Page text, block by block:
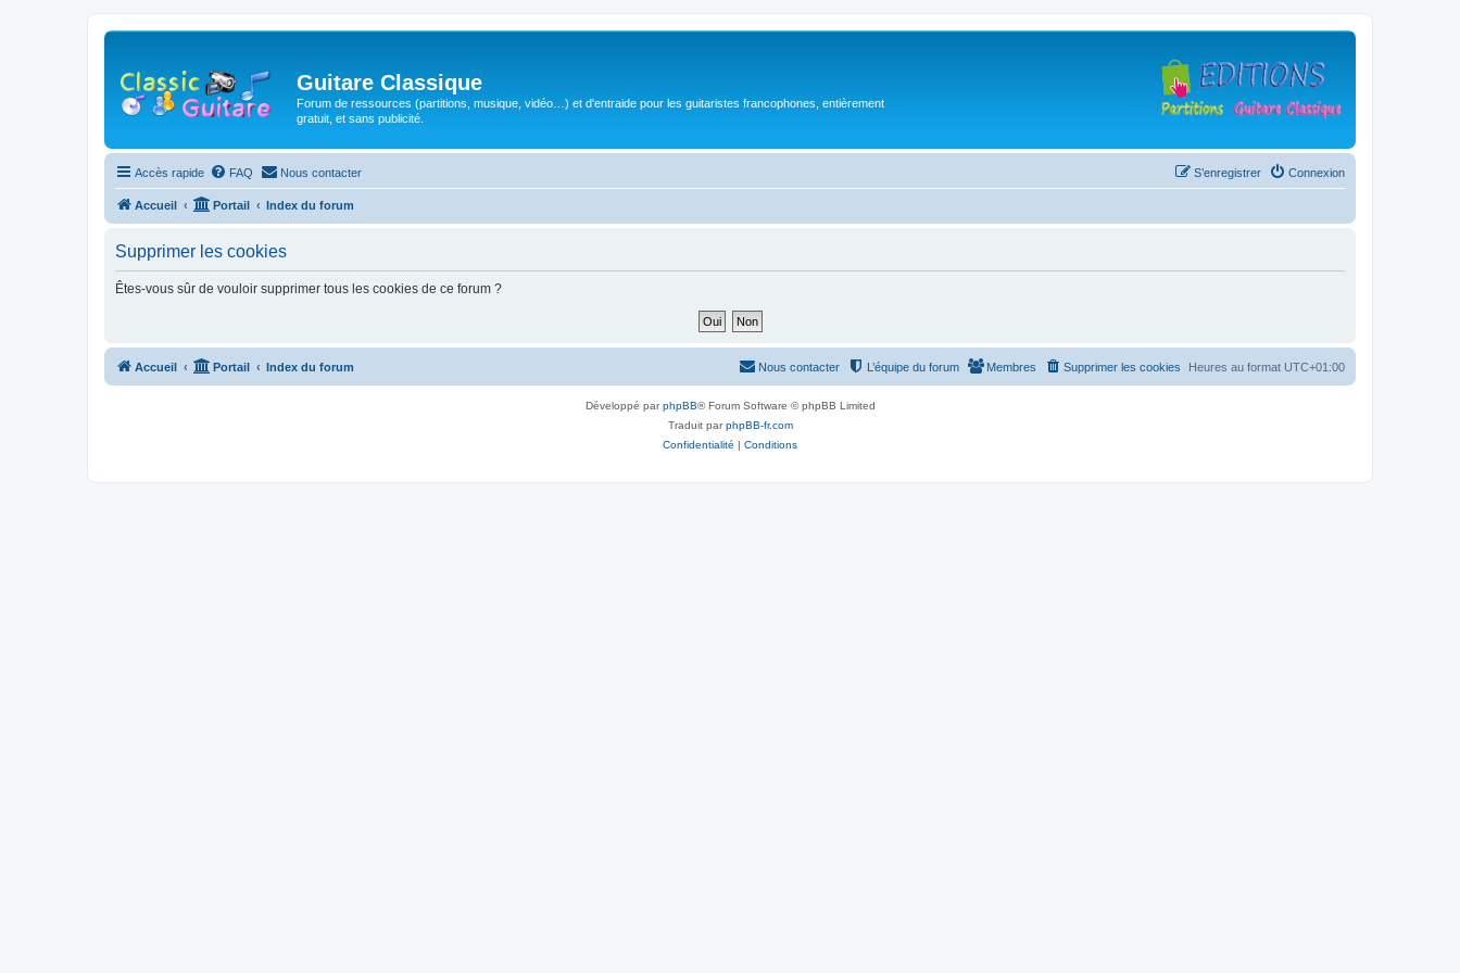
Guitare Classique
Forum de ressources (partitions, musique, vidéo…) et d'entraide pour les guitaristes francophones, entièrement
gratuit, et sans publicité.
Accès rapide FAQ Nous contacter Connexion
S’enregistrer
Accueil Portail Index du forum
Supprimer les cookies
Êtes-vous sûr de vouloir supprimer tous les cookies de ce forum ?
Accueil Portail Index du forum Heures au format UTC+01:00
Supprimer les cookies
Membres
L’équipe du forum
Nous contacter
Développé parphpBB® Forum Software © phpBB Limited
Traduit parphpBB-fr.com
Confidentialité | Conditions